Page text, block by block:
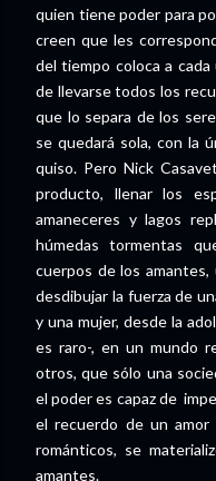
quien tiene poder para
creen que les
del tiempo coloca a
de llevarse todos los
que lo separa de los
se quedará sola, con la
quiso. Pero Nick
producto, llenar los
amaneceres y lagos
húmedas tormentas
cuerpos de los
desdibujar la fuerza de
y una mujer, desde la
es raro-, en un mundo
otros, que sólo una
el poder es capaz de
el recuerdo de un
románticos, se
amantes.